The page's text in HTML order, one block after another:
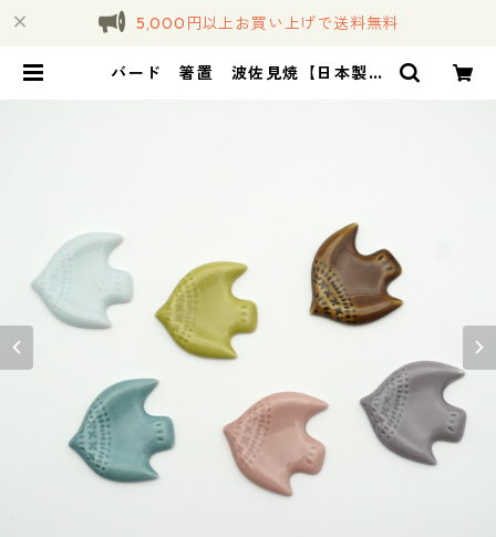
5,000円以上お買い上げで送料無料
バード 箸置 波佐見焼【日本製】